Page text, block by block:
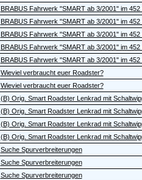
BRABUS Fahrwerk "SMART ab 3/2001" im 452
BRABUS Fahrwerk "SMART ab 3/2001" im 452
BRABUS Fahrwerk "SMART ab 3/2001" im 452
BRABUS Fahrwerk "SMART ab 3/2001" im 452
BRABUS Fahrwerk "SMART ab 3/2001" im 452
Wieviel verbraucht euer Roadster?
Wieviel verbraucht euer Roadster?
(B) Orig. Smart Roadster Lenkrad mit
(B) Orig. Smart Roadster Lenkrad mit
(B) Orig. Smart Roadster Lenkrad mit
(B) Orig. Smart Roadster Lenkrad mit
Suche Spurverbreiterungen
Suche Spurverbreiterungen
Suche Spurverbreiterungen